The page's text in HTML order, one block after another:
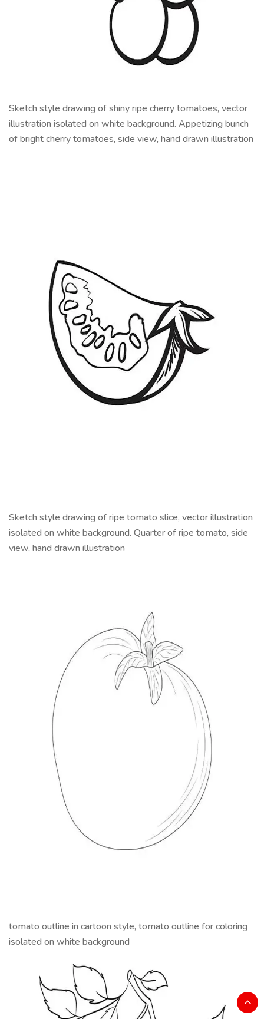
Sketch style drawing of shiny ripe cherry tomatoes, vector
illustration isolated on white background. Appetizing bunch
of bright cherry tomatoes, side view, hand drawn illustration
Sketch style drawing of ripe tomato slice, vector illustration
isolated on white background. Quarter of ripe tomato, side
view, hand drawn illustration
tomato outline in cartoon style, tomato outline for coloring
isolated on white background